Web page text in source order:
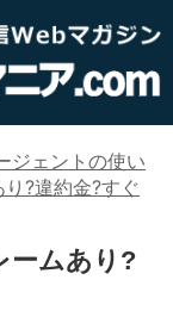
ジェントの使い
?違約金?すぐ
ームあり?